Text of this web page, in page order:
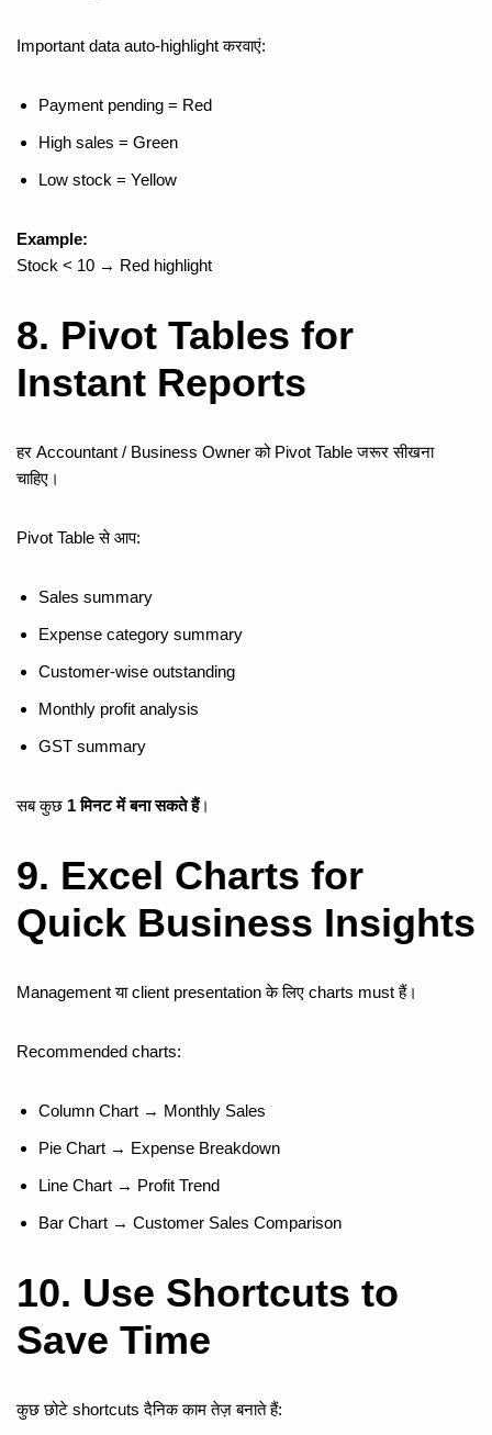
Important data auto-highlight करवाएं:
Payment pending = Red
High sales = Green
Low stock = Yellow
Example:
Stock < 10 → Red highlight
8. Pivot Tables for
Instant Reports
हर Accountant / Business Owner को Pivot Table जरूर सीखना
चाहिए।
Pivot Table से आप:
Sales summary
Expense category summary
Customer-wise outstanding
Monthly profit analysis
GST summary
सब कुछ 1 मिनट में बना सकते हैं।
9. Excel Charts for
Quick Business Insights
Management या client presentation के लिए charts must हैं।
Recommended charts:
Column Chart → Monthly Sales
Pie Chart → Expense Breakdown
Line Chart → Profit Trend
Bar Chart → Customer Sales Comparison
10. Use Shortcuts to
Save Time
कुछ छोटे shortcuts दैनिक काम तेज़ बनाते हैं: